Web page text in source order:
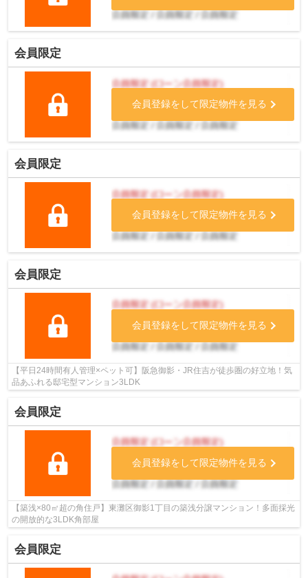
会員限定
会員登録をして限定物件を見る
会員限定
会員登録をして限定物件を見る
会員限定
会員登録をして限定物件を見る
【平日24時間有人管理×ペット可】阪急御影・JR住吉が徒歩圏の好立地！気
品あふれる邸宅型マンション3LDK
会員限定
会員登録をして限定物件を見る
【築浅×80㎡超の角住戸】東灘区御影1丁目の築浅分譲マンション！多面採光
の開放的な3LDK角部屋
会員限定